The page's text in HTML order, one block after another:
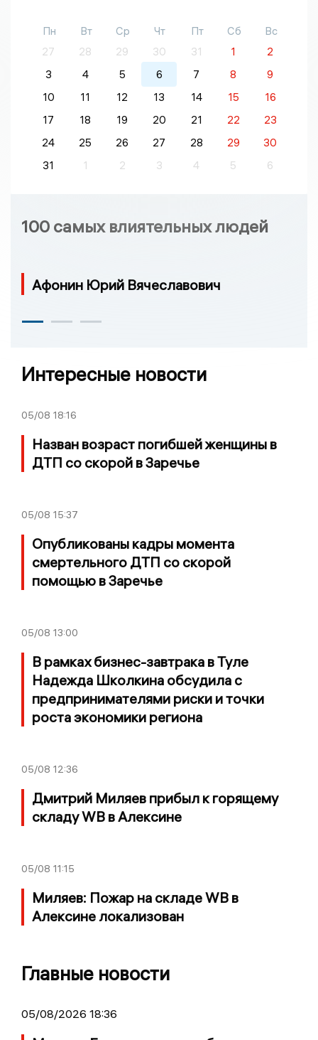
Пн Вт Ср Чт Пт Сб
Вс
27
28 29 30 31 1
2
3
4 5 6 7 8
9
10
11 12 13 14 15
16
17
18 19 20 21 22
23
24
25 26 27 28 29
30
31
1 2 3 4 5 6
100 самых влиятельных людей
Афонин Юрий Вячеславович
Интересные новости
05/08 18:16
Назван возраст погибшей женщины в
ДТП со скорой в Заречье
05/08 15:37
Опубликованы кадры момента
смертельного ДТП со скорой
помощью в Заречье
05/08 13:00
В рамках бизнес-завтрака в Туле
Надежда Школкина обсудила с
предпринимателями риски и точки
роста экономики региона
05/08 12:36
Дмитрий Миляев прибыл к горящему
складу WB в Алексине
05/08 11:15
Миляев: Пожар на складе WB в
Алексине локализован
Главные новости
05/08/2026 18:36